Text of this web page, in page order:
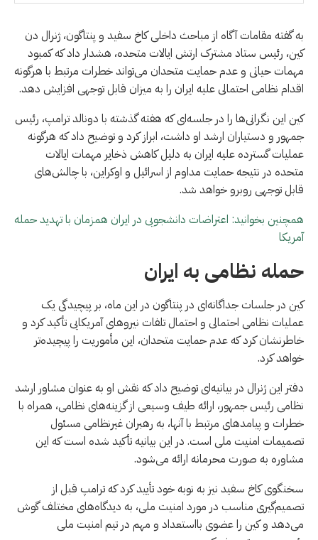
به گفته مقامات آگاه از مباحث داخلی کاخ سفید و پنتاگون، ژنرال دن
کین، رئیس ستاد مشترک ارتش ایالات متحده، هشدار داد که کمبود
مهمات حیاتی و عدم حمایت متحدان می‌تواند خطرات مرتبط با هرگونه
اقدام نظامی احتمالی علیه ایران را به میزان قابل توجهی افزایش دهد.
کین این نگرانی‌ها را در جلسه‌ای که هفته گذشته با دونالد ترامپ، رئیس
جمهور و دستیاران ارشد او داشت، ابراز کرد و توضیح داد که هرگونه
عملیات گسترده علیه ایران به دلیل کاهش ذخایر مهمات ایالات
متحده در نتیجه حمایت مداوم از اسرائیل و اوکراین، با چالش‌های
قابل توجهی روبرو خواهد شد.
همچنین بخوانید: اعتراضات دانشجویی در ایران همزمان با تهدید حمله
آمریکا
حمله نظامی به ایران
کین در جلسات جداگانه‌ای در پنتاگون در این ماه، بر پیچیدگی یک
عملیات نظامی احتمالی و احتمال تلفات نیروهای آمریکایی تأکید کرد و
خاطرنشان کرد که عدم حمایت متحدان، این مأموریت را پیچیده‌تر
خواهد کرد.
دفتر این ژنرال در بیانیه‌ای توضیح داد که نقش او به عنوان مشاور ارشد
نظامی رئیس جمهور، ارائه طیف وسیعی از گزینه‌های نظامی، همراه با
خطرات و پیامدهای مرتبط با آنها، به رهبران غیرنظامی مسئول
تصمیمات امنیت ملی است. در این بیانیه تأکید شده است که این
مشاوره به صورت محرمانه ارائه می‌شود.
سخنگوی کاخ سفید نیز به نوبه خود تأیید کرد که ترامپ قبل از
تصمیم‌گیری مناسب در مورد امنیت ملی، به دیدگاه‌های مختلف گوش
می‌دهد و کین را عضوی بااستعداد و مهم در تیم امنیت ملی